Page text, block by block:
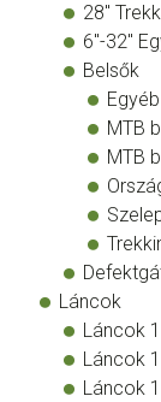
28"
6"-32"
Belsők
MTB
MTB
Láncok
Láncok
Láncok
Láncok